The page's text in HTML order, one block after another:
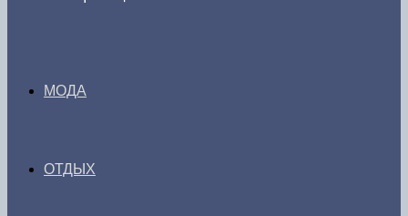
МОДА
ОТДЫХ